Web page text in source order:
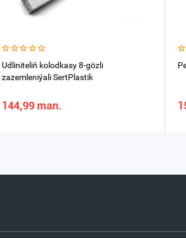
Udliniteliň kolodkasy 8-gözli
zazemleniýali SertPlastik
144,99 man.